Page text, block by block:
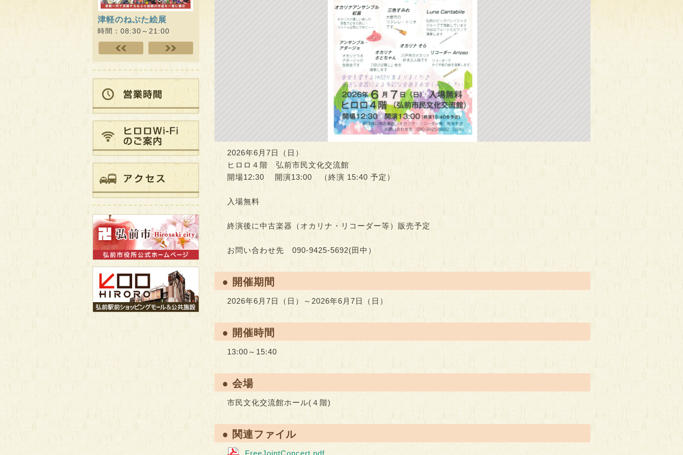
2026年6月7日（日）
ヒロロ４階 弘前市民文化交流館
開場12:30 開演13:00 （終演 15:40 予定）
入場無料
終演後に中古楽器（オカリナ・リコーダー等）販売予定
お問い合わせ先 090-9425-5692(田中）
● 開催期間
2026年6月7日（日）～2026年6月7日（日）
● 開催時間
13:00～15:40
● 会場
市民文化交流館ホール(４階)
● 関連ファイル
FreeJointConcert.pdf
津軽のねぷた絵展
時間：08:30～21:00
思春期のみんなの居場所
youth cafe ひろ…
時間：09:30～13:30
ヒロロでQOL健診（随時
開催）
時間：10:00～15:00